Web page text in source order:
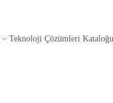
Teknoloji Çözümleri Kataloğu